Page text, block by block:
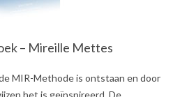
– Mireille Mettes
MIR-Methode is ontstaan en door